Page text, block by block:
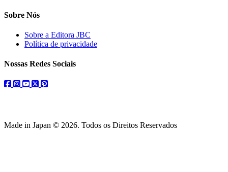
Sobre Nós
Sobre a Editora JBC
Política de privacidade
Nossas Redes Sociais
facebook
instagram
youtube
twitterpinterest
Made in Japan © 2026. Todos os Direitos Reservados